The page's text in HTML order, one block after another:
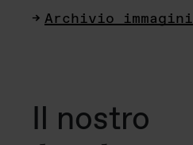
Archivio immagini
Il nostro